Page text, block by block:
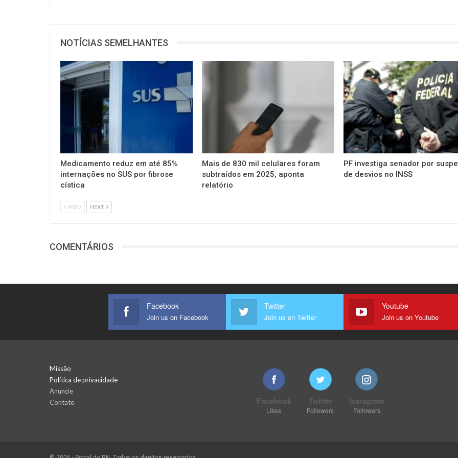
NOTÍCIAS SEMELHANTES
Medicamento reduz em até 85%
internações no SUS por fibrose
cística
Mais de 830 mil celulares foram
subtraídos em 2025, aponta
relatório
PF investiga senador por
de desvios no INSS
PREV NEXT
COMENTÁRIOS
Facebook
Join us on Facebook
Twitter
Join us on Twitter
Youtube
Join us on Youtube
Missão
Política de privacidade
Anuncie
Contato
Facebook
Likes
Twitter
Followers
Instagram
Followers